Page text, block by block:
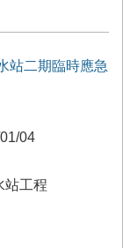
站二期臨時應急
04
站工程